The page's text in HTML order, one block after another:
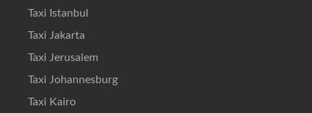
Taxi Istanbul
Taxi Jakarta
Taxi Jerusalem
Taxi Johannesburg
Taxi Kairo